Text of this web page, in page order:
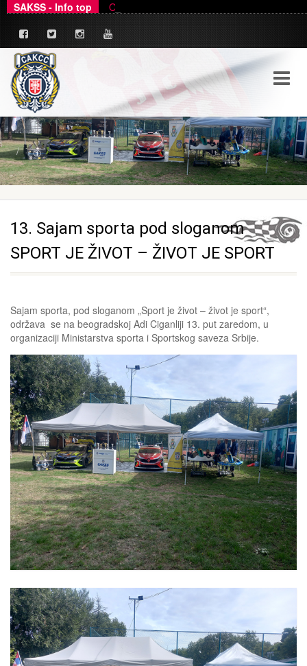
SAKSS - Info top Ovim putem dajemo zvanično pojašnjenje u
13. Sajam sporta pod sloganom
SPORT JE ŽIVOT – ŽIVOT JE SPORT
Sajam sporta, pod sloganom „Sport je život – život je sport“,
održava se na beogradskoj Adi Ciganliji 13. put zaredom, u
organizaciji Ministarstva sporta i Sportskog saveza Srbije.